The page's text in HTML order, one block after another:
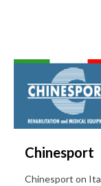
Chinesport
Chinesport on